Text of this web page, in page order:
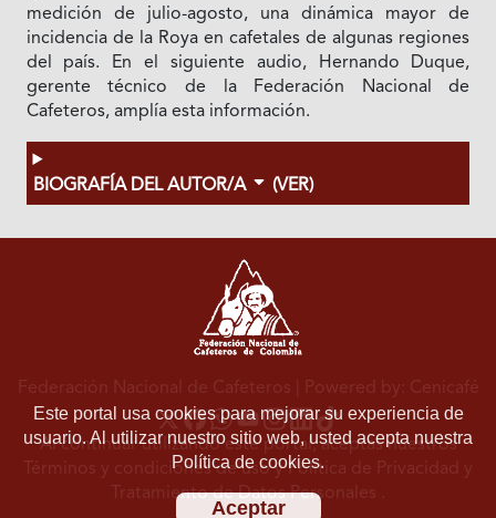
medición de julio-agosto, una dinámica mayor de
incidencia de la Roya en cafetales de algunas regiones
del país. En el siguiente audio, Hernando Duque,
gerente técnico de la Federación Nacional de
Cafeteros, amplía esta información.
BIOGRAFÍA DEL AUTOR/A (VER)
Este portal usa cookies para mejorar su experiencia de
usuario. Al utilizar nuestro sitio web, usted acepta nuestra
Política de cookies.
Aceptar
Federación Nacional de Cafeteros | Powered by: Cenicafé
Al continuar utilizando este portal, aceptas nuestros
Términos y condiciones de usoyPolítica de Privacidad y
Tratamiento de Datos Personales